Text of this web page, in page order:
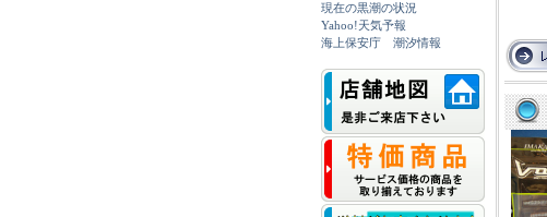
現在の黒潮の状況
Yahoo!天気予報
海上保安庁 潮汐情報